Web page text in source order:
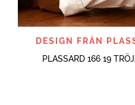
DESIGN FRÅN
PLASSARD 166 19